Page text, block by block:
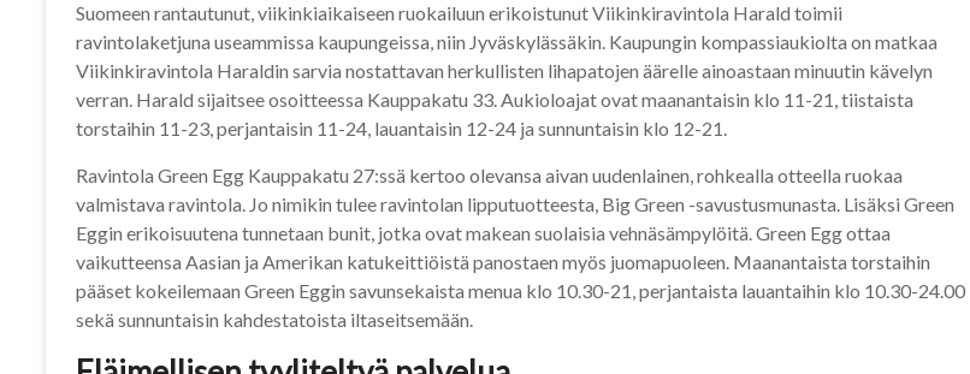
Suomeen rantautunut, viikinkiaikaiseen ruokailuun erikoistunut Viikinkiravintola Harald toimii
ravintolaketjuna useammissa kaupungeissa, niin Jyväskylässäkin. Kaupungin kompassiaukiolta on matkaa
Viikinkiravintola Haraldin sarvia nostattavan herkullisten lihapatojen äärelle ainoastaan minuutin kävelyn
verran. Harald sijaitsee osoitteessa Kauppakatu 33. Aukioloajat ovat maanantaisin klo 11-21, tiistaista
torstaihin 11-23, perjantaisin 11-24, lauantaisin 12-24 ja sunnuntaisin klo 12-21.
Ravintola Green Egg Kauppakatu 27:ssä kertoo olevansa aivan uudenlainen, rohkealla otteella ruokaa
valmistava ravintola. Jo nimikin tulee ravintolan lipputuotteesta, Big Green -savustusmunasta. Lisäksi Green
Eggin erikoisuutena tunnetaan bunit, jotka ovat makean suolaisia vehnäsämpylöitä. Green Egg ottaa
vaikutteensa Aasian ja Amerikan katukeittiöistä panostaen myös juomapuoleen. Maanantaista torstaihin
pääset kokeilemaan Green Eggin savunsekaista menua klo 10.30-21, perjantaista lauantaihin klo 10.30-24.00
sekä sunnuntaisin kahdestatoista iltaseitsemään.